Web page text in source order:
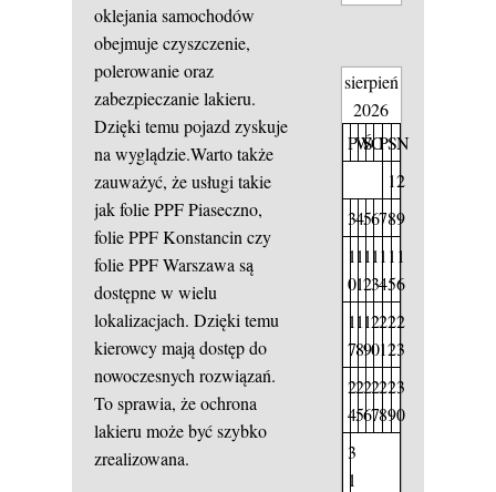
oklejania samochodów
obejmuje czyszczenie,
polerowanie oraz
zabezpieczanie lakieru.
Dzięki temu pojazd zyskuje
na wyglądzie.Warto także
zauważyć, że usługi takie
jak folie PPF Piaseczno,
folie PPF Konstancin czy
folie PPF Warszawa są
dostępne w wielu
lokalizacjach. Dzięki temu
kierowcy mają dostęp do
nowoczesnych rozwiązań.
To sprawia, że ochrona
lakieru może być szybko
zrealizowana.
sierpień
2026
PW
ŚCPSN
12
3456789
1
0
1
1
1
2
1
3
1
4
1
5
1
6
1
7
1
8
1
9
2
0
2
1
2
2
2
3
2
4
2
5
2
6
2
7
2
8
2
9
3
0
3
1